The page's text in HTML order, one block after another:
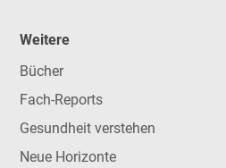
Weitere
Bücher
Fach-Reports
Gesundheit verstehen
Neue Horizonte